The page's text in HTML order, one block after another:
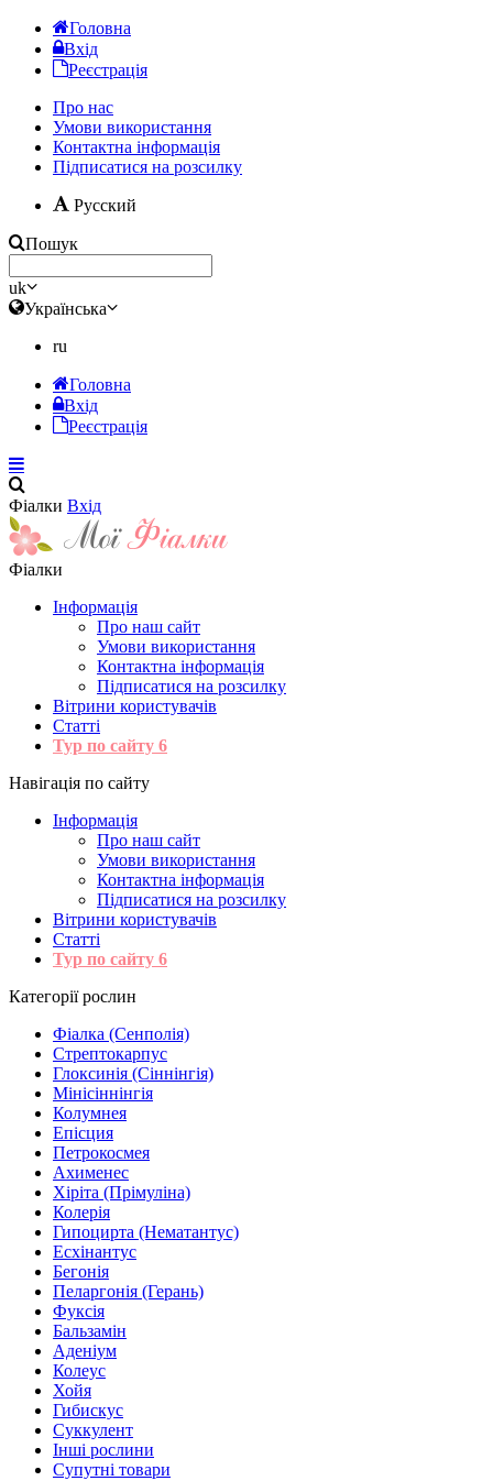
Головна
Вхід
Реєстрація
Про нас
Умови використання
Контактна інформація
Підписатися на розсилку
Русский
Пошук
uk
Українська
ru
Головна
Вхід
Реєстрація
Фіалки Вхід
Фіалки
Інформація
Про наш сайт
Умови використання
Контактна інформація
Підписатися на розсилку
Вітрини користувачів
Статті
Тур по сайту 6
Навігація по сайту
Інформація
Про наш сайт
Умови використання
Контактна інформація
Підписатися на розсилку
Вітрини користувачів
Статті
Тур по сайту 6
Категорії рослин
Фіалка (Сенполія)
Стрептокарпус
Глоксинія (Сіннінгія)
Мінісіннінгія
Колумнея
Епісция
Петрокосмея
Ахименес
Хіріта (Прімуліна)
Колерія
Гипоцирта (Нематантус)
Есхінантус
Бегонія
Пеларгонія (Герань)
Фуксія
Бальзамін
Аденіум
Колеус
Хойя
Гибискус
Суккулент
Інші рослини
Супутні товари